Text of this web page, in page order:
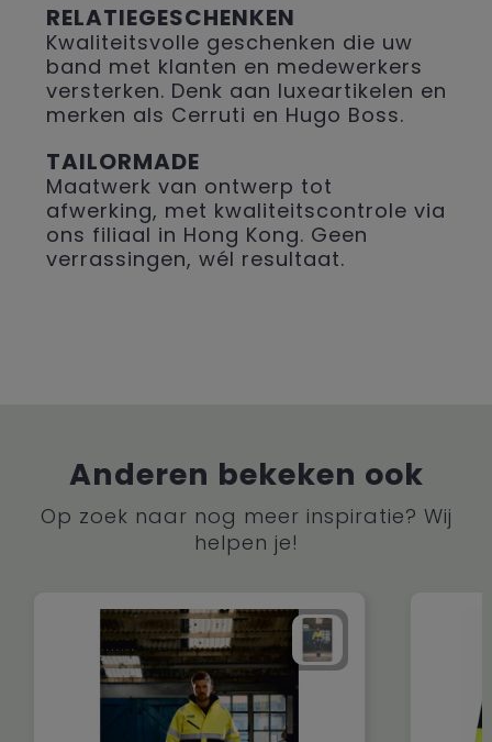
RELATIEGESCHENKEN
Kwaliteitsvolle geschenken die uw
band met klanten en medewerkers
versterken. Denk aan luxeartikelen en
merken als Cerruti en Hugo Boss.
TAILORMADE
Maatwerk van ontwerp tot
afwerking, met kwaliteitscontrole via
ons filiaal in Hong Kong. Geen
verrassingen, wél resultaat.
Anderen bekeken ook
Op zoek naar nog meer inspiratie? Wij
helpen je!